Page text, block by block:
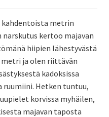
kahdentoista metrin
narskutus kertoo majavan
hiipien lähestyvästä
ja olen riittävän
kadoksissa
ruumiini. Hetken tuntuu,
korvissa myhäilen,
majavan taposta